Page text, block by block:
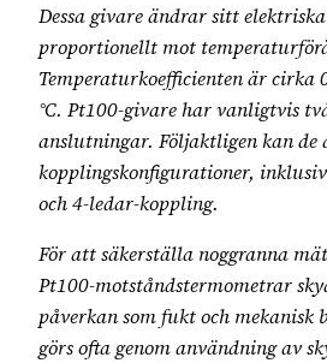
Dessa givare ändrar sitt
proportionellt mot
Temperaturkoefficienten är cirka
°C. Pt100-givare har vanligtvis
anslutningar. Följaktligen kan de
kopplingskonfigurationer,
och 4-ledar-koppling.
För att säkerställa noggranna
Pt100-motståndstermometrar
påverkan som fukt och mekanisk
görs ofta genom användning av